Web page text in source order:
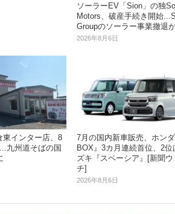
ソーラーEV「Sion」の独
Motors、破産手続き開始
Groupのソーラー事業撤退
2026年8月6日
東インター店、8
九州道そばの国
7月の国内新車販売、ホン
BOX』3カ月連続首位、2位
ズキ『スペーシア』[新聞ウ
チ]
2026年8月6日